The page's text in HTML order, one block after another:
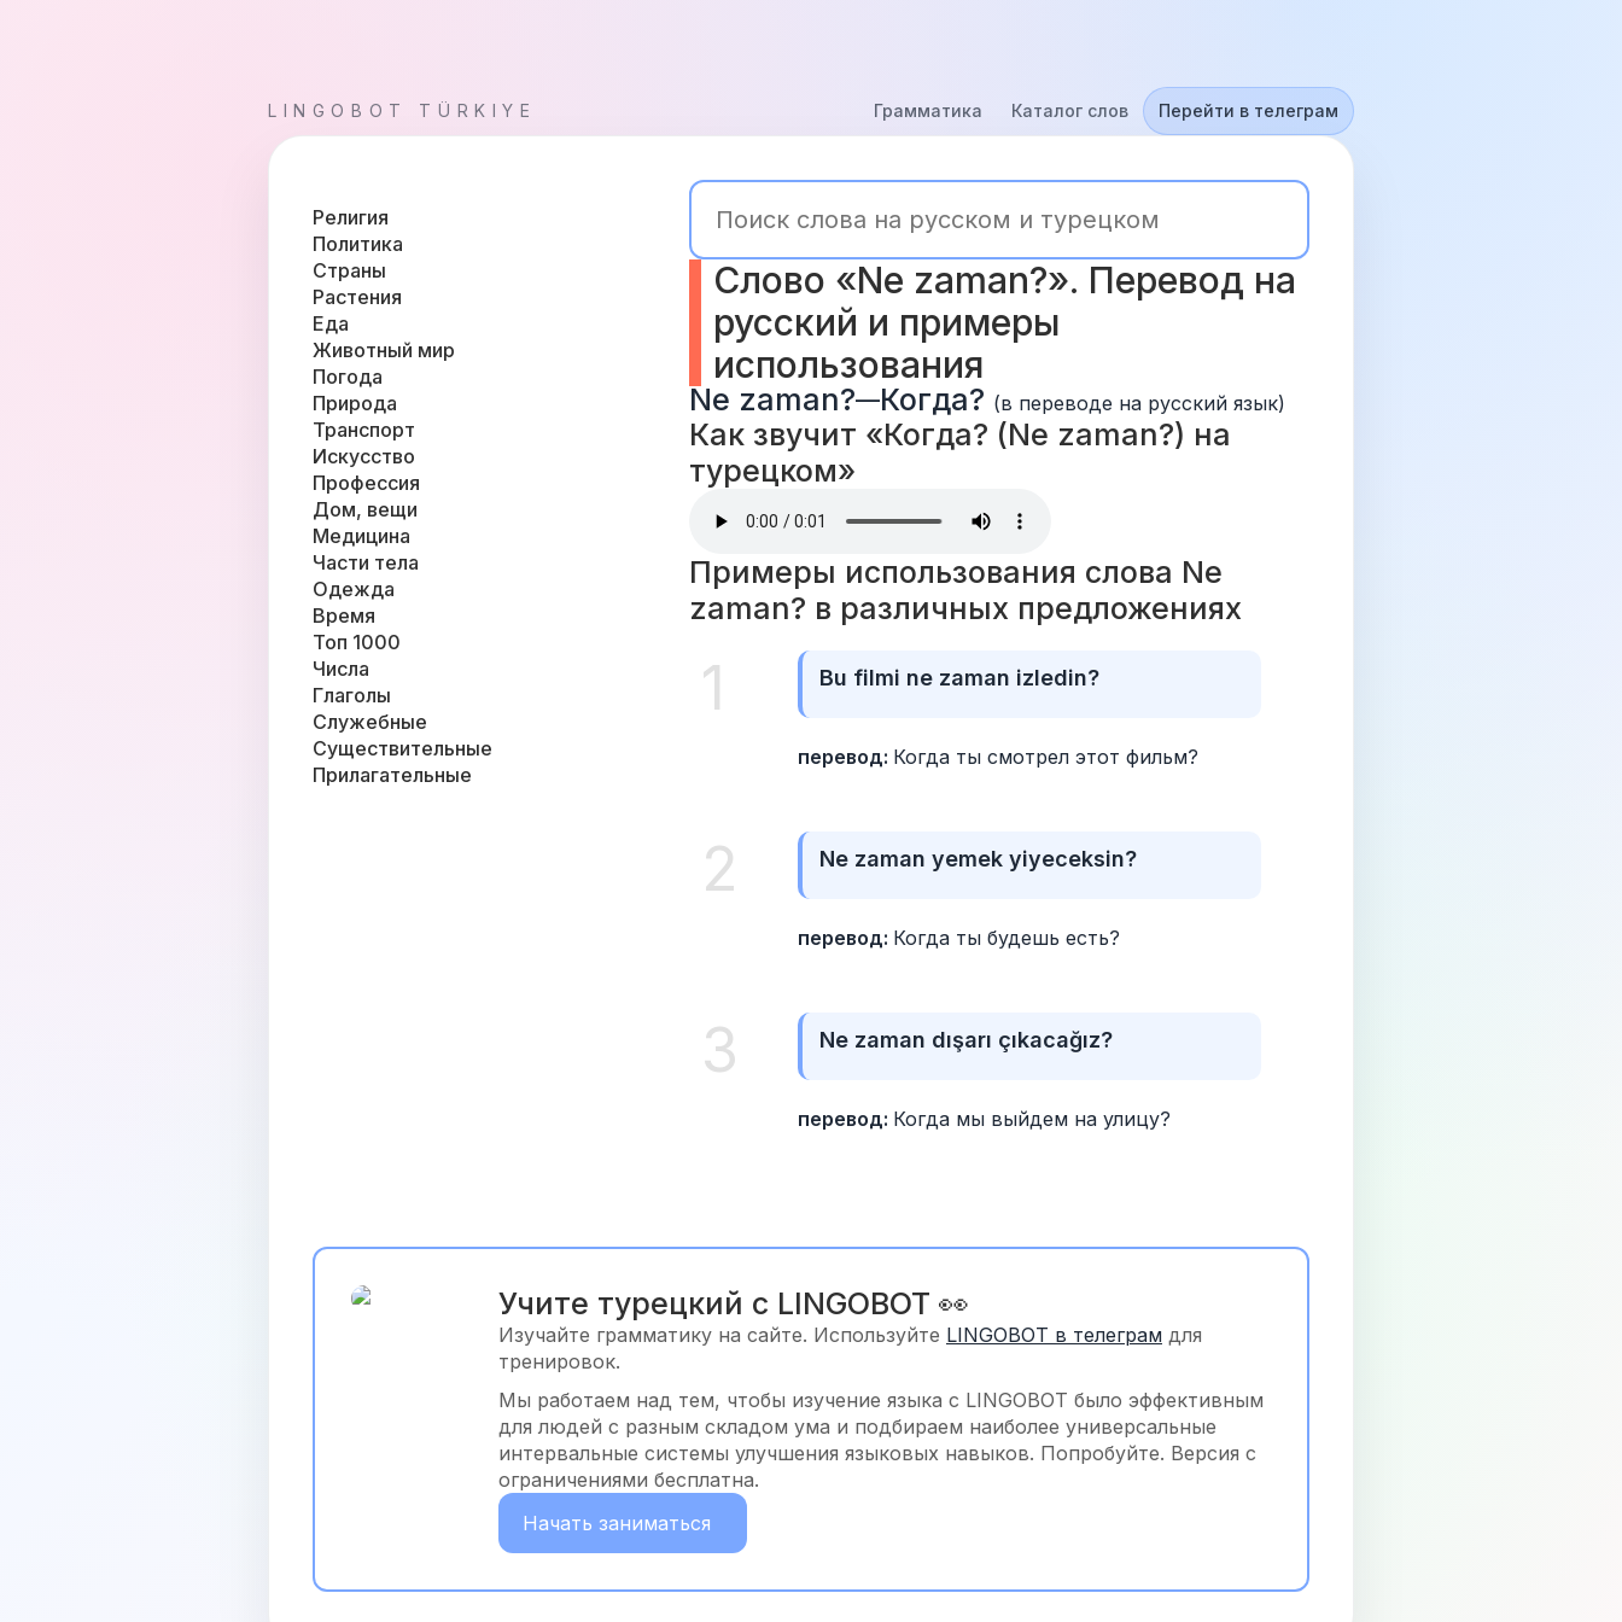
LINGOBOT TÜRKIYE Грамматика Каталог слов Перейти в телеграм
Религия
Политика
Страны
Растения
Еда
Животный мир
Погода
Природа
Транспорт
Искусство
Профессия
Дом, вещи
Медицина
Части тела
Одежда
Время
Топ 1000
Числа
Глаголы
Служебные
Существительные
Прилагательные
Слово «Ne zaman?». Перевод на
русский и примеры
использования
Ne zaman?—Когда? (в переводе на русский язык)
Как звучит «Когда? (Ne zaman?) на
турецком»
Примеры использования слова Ne
zaman? в различных предложениях
1 Bu filmi ne zaman izledin?
перевод: Когда ты смотрел этот фильм?
2 Ne zaman yemek yiyeceksin?
перевод: Когда ты будешь есть?
3 Ne zaman dışarı çıkacağız?
перевод: Когда мы выйдем на улицу?
Учите турецкий с LINGOBOT 👀
Изучайте грамматику на сайте. Используйте LINGOBOT в телеграм для
тренировок.
Мы работаем над тем, чтобы изучение языка с LINGOBOT было эффективным
для людей с разным складом ума и подбираем наиболее универсальные
интервальные системы улучшения языковых навыков. Попробуйте. Версия с
ограничениями бесплатна.
Начать заниматься